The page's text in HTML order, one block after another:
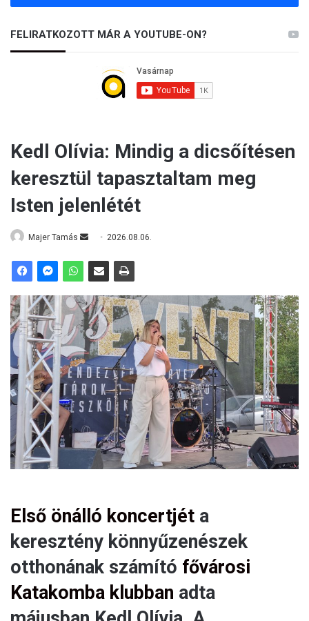
FELIRATKOZOTT MÁR A YOUTUBE-ON?